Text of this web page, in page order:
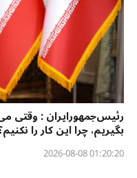
رئیس‌جمهورایران : وقتی
بگیریم، چرا این کار را
01:20:20 2026-08-08